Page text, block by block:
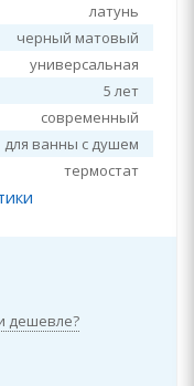
латунь
черный матовый
универсальная
5 лет
современный
для ванны с душем
термостат
дешевле?